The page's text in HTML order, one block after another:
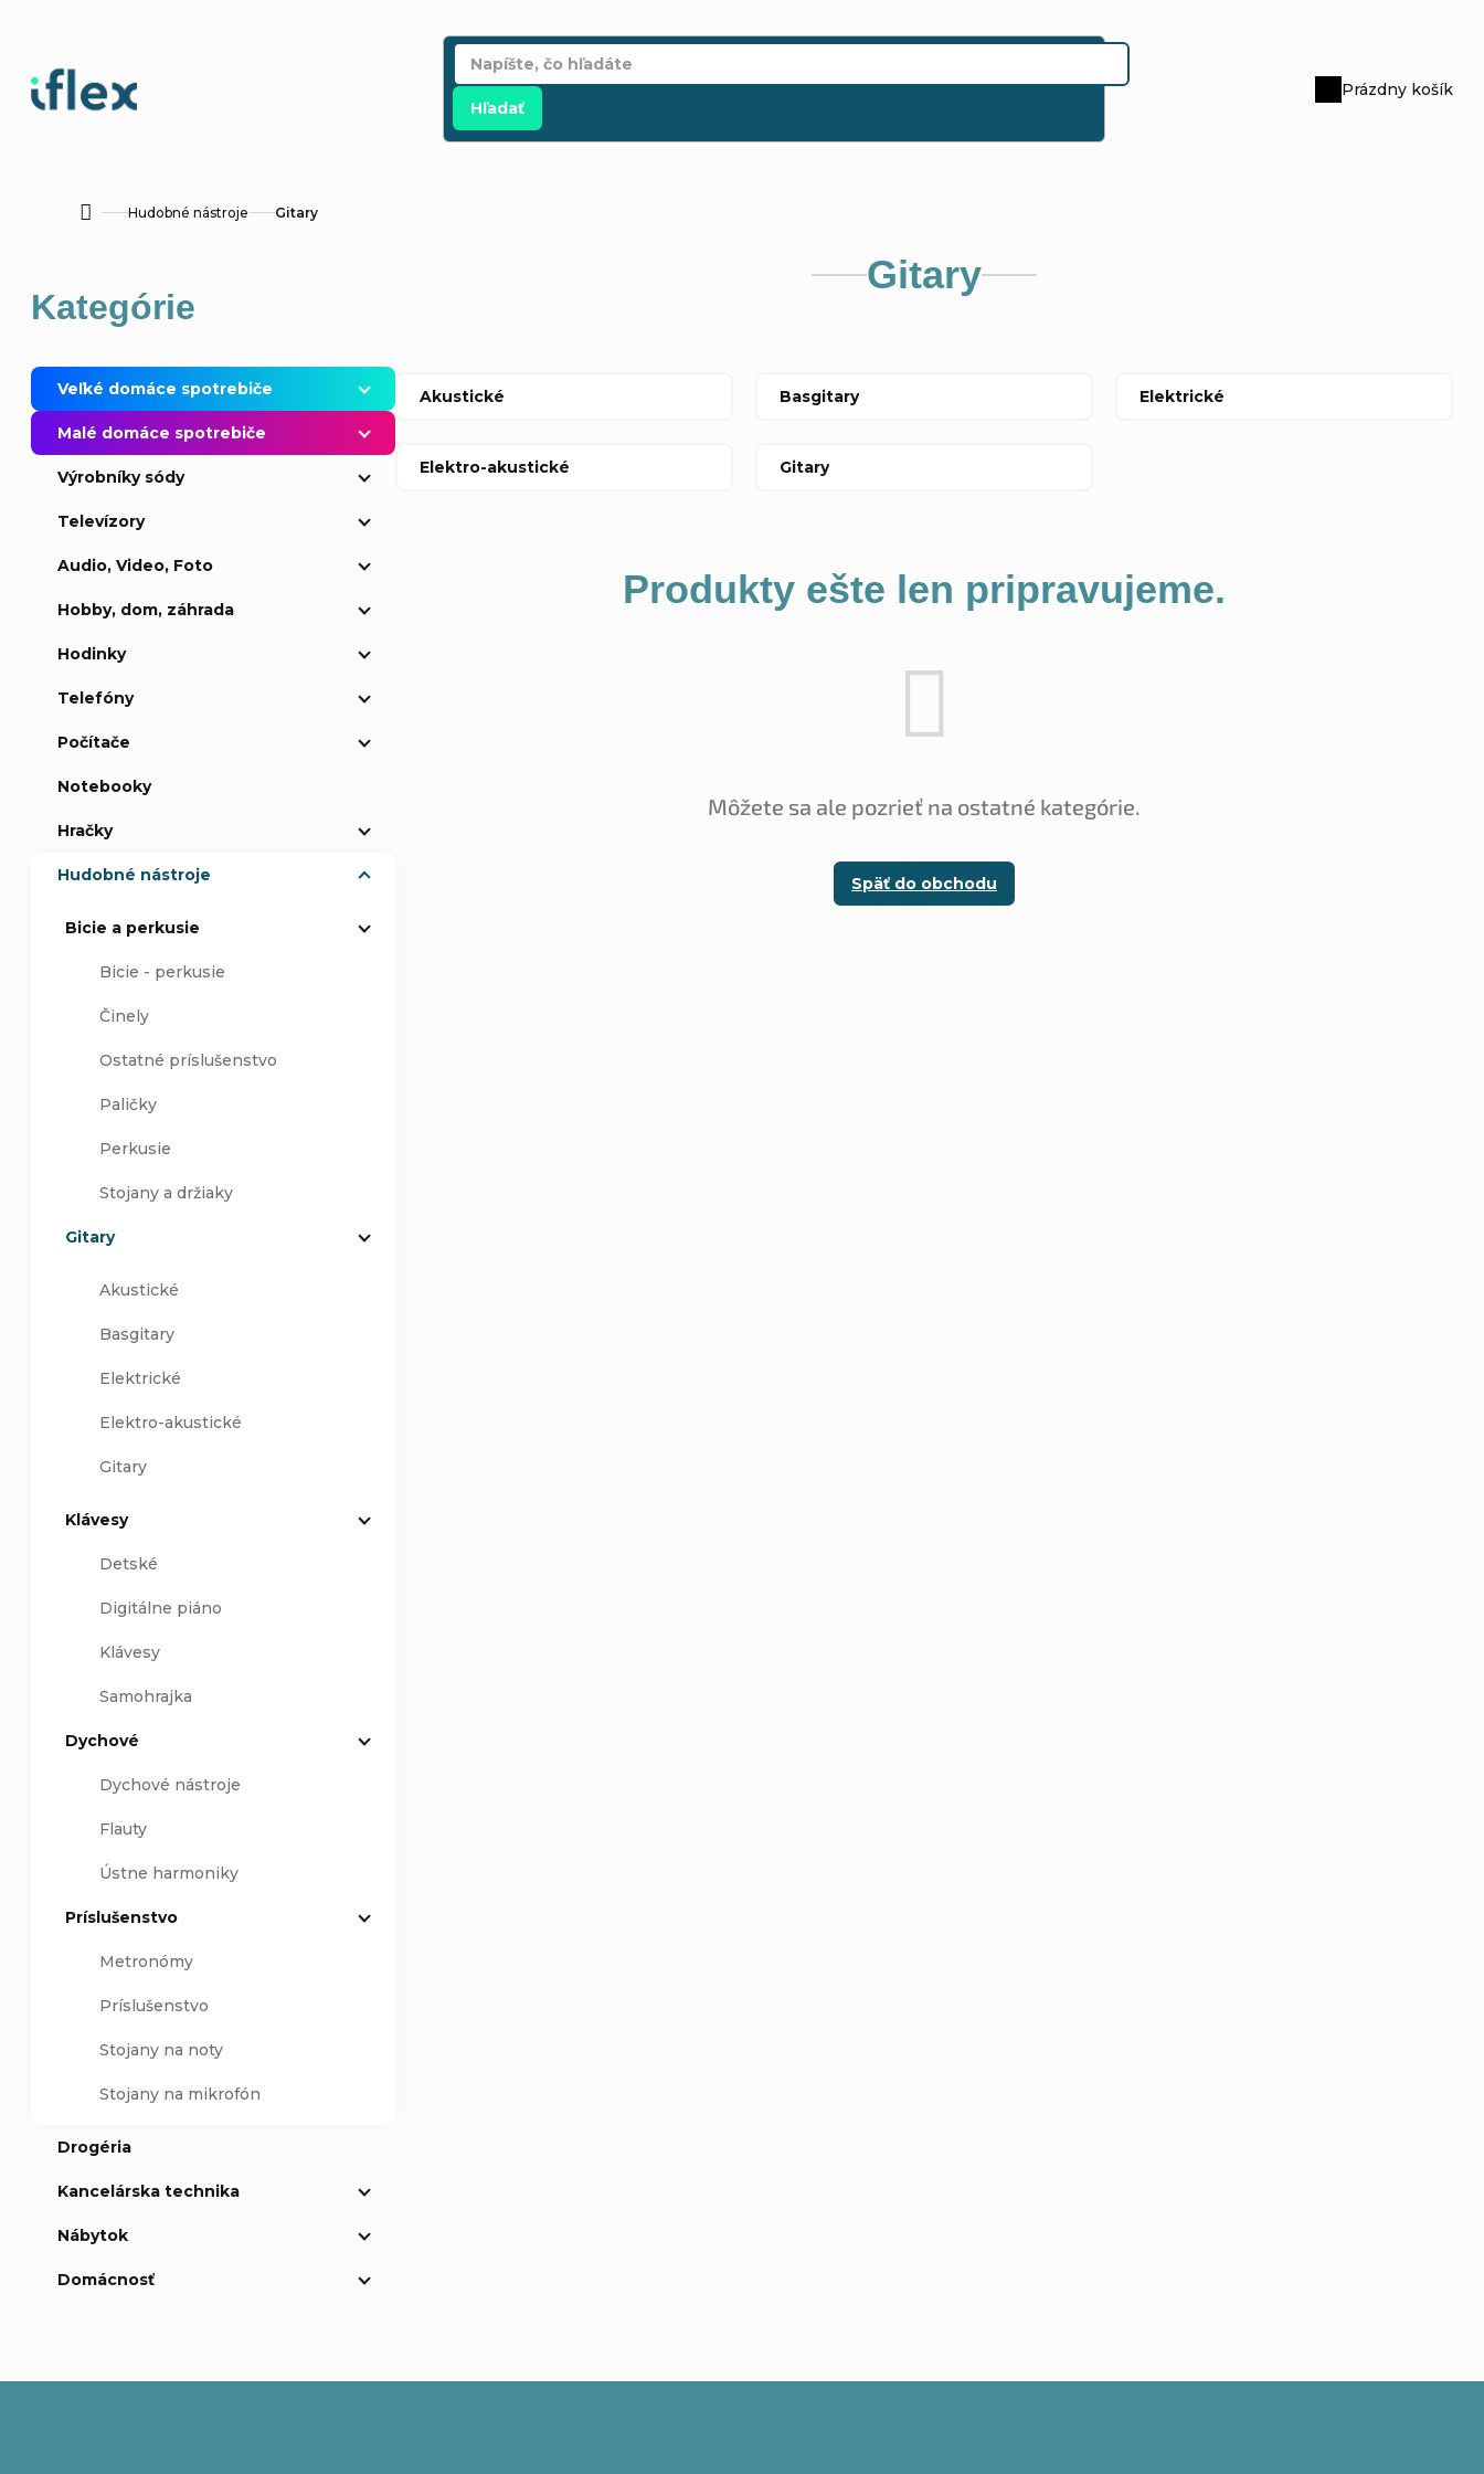
Hľadať
Nákupný
Prázdny košík
DomovHudobné nástroje Gitary
o
č
n
Preskočiť
kategórie
Kategórie
Veľké domáce spotrebiče
Malé domáce spotrebiče
Výrobníky sódy
Televízory
Audio, Video, Foto
Hobby, dom, záhrada
Hodinky
Telefóny
Počítače
Notebooky
Hračky
Hudobné nástroje
Bicie a perkusie
Bicie - perkusie
Činely
Ostatné príslušenstvo
Paličky
Perkusie
Stojany a držiaky
Gitary
Akustické
Basgitary
Elektrické
Elektro-akustické
Gitary
Klávesy
Detské
Digitálne piáno
Klávesy
Samohrajka
Dychové
Dychové nástroje
Flauty
Ústne harmoniky
Príslušenstvo
Metronómy
Príslušenstvo
Stojany na noty
Stojany na mikrofón
Drogéria
Kancelárska technika
Nábytok
Domácnosť
Gitary
Akustické Basgitary Elektrické
Elektro-akustické Gitary
Produkty ešte len pripravujeme.
Môžete sa ale pozrieť na ostatné kategórie.
Späť do obchodu